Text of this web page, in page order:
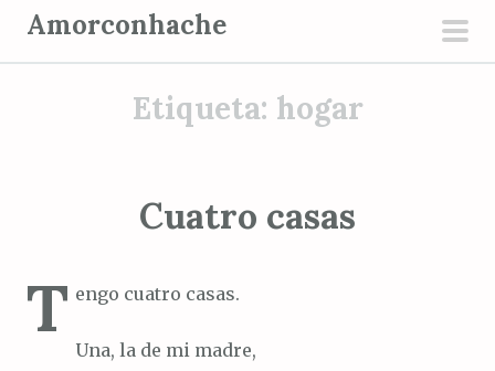
Amorconhache
Etiqueta: hogar
Cuatro casas
T engo cuatro casas.
Una, la de mi madre,